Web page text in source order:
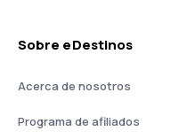
Sobre eDestinos
Acerca de nosotros
Programa de afiliados